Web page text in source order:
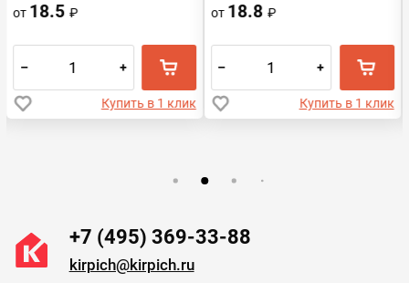
от 18.5₽
– +
Купить в 1 клик
от 18.8₽
– +
Купить в 1 клик
+7 (495) 369-33-88
kirpich@kirpich.ru